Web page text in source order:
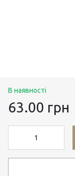
В наявності
63.00 грн